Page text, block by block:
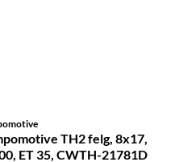
TH2 felg, 8x17,
ET 35, CWTH-21781D